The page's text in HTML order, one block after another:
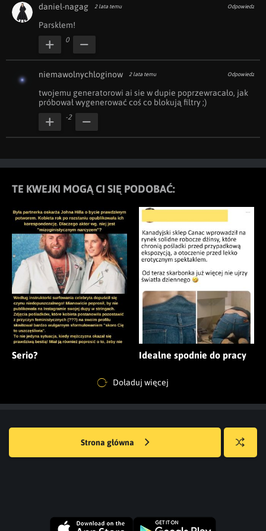
daniel-nagag 2 lata temu Odpowiedz
Parskłem!
0
niemawolnychloginow 2 lata temu Odpowiedz
twojemu generatorowi ai sie w dupie poprzewracało, jak
próbował wygenerować coś co blokują filtry ;)
-2
TE KWEJKI MOGĄ CI SIĘ PODOBAĆ:
Serio? Idealne spodnie do pracy
Doładuj więcej
Strona główna